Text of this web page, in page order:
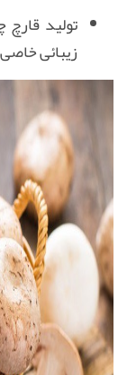
تولید
زیبائی